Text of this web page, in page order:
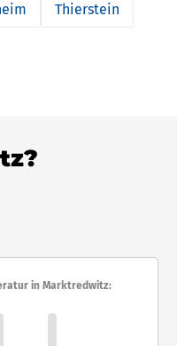
Thierstein
in Marktredwitz: